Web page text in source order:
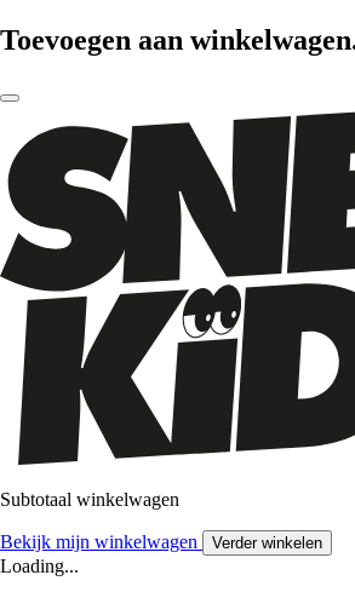
Toevoegen aan
Subtotaal winkelwagen
Bekijk mijn winkelwagen Verder winkelen
Loading...